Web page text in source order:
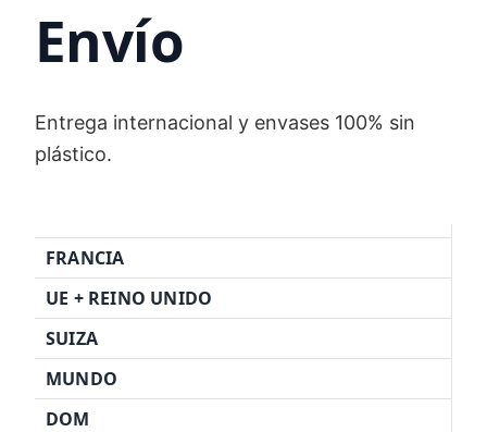
Envío
Entrega internacional y envases 100% sin
plástico.
FRANCIA
UE + REINO UNIDO
SUIZA
MUNDO
DOM